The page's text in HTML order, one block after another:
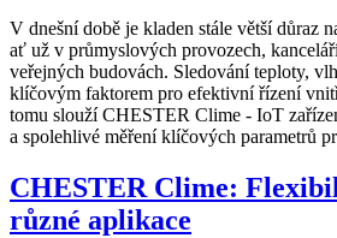
V dnešní době je kladen stále větší důraz
ať už v průmyslových provozech,
veřejných budovách. Sledování teploty,
klíčovým faktorem pro efektivní řízení
tomu slouží CHESTER Clime - IoT
a spolehlivé měření klíčových parametrů
CHESTER Clime:
různé aplikace